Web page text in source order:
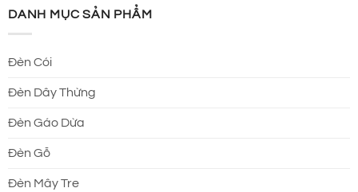
DANH MỤC SẢN PHẨM
Đèn Cói
Đèn Dây Thừng
Đèn Gáo Dừa
Đèn Gỗ
Đèn Mây Tre